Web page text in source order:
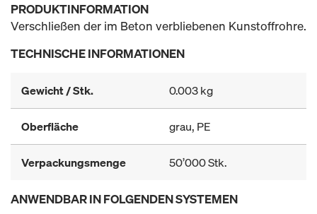
PRODUKTINFORMATION
Verschließen der im Beton verbliebenen Kunstoffrohre.
TECHNISCHE INFORMATIONEN
Gewicht / Stk. 0.003 kg
Oberfläche grau, PE
Verpackungsmenge 50’000 Stk.
ANWENDBAR IN FOLGENDEN SYSTEMEN